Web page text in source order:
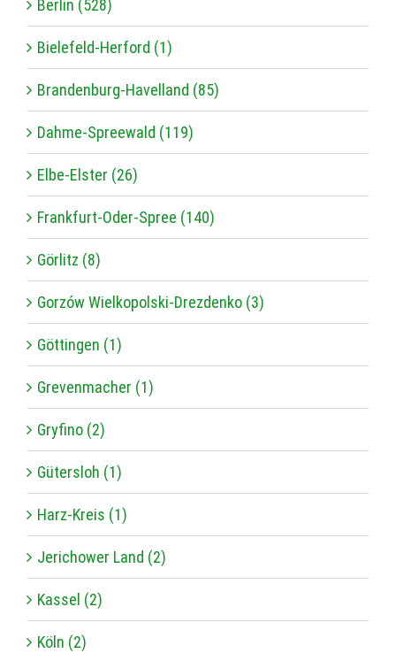
Berlin (528)
Bielefeld-Herford (1)
Brandenburg-Havelland (85)
Dahme-Spreewald (119)
Elbe-Elster (26)
Frankfurt-Oder-Spree (140)
Görlitz (8)
Gorzów Wielkopolski-Drezdenko (3)
Göttingen (1)
Grevenmacher (1)
Gryfino (2)
Gütersloh (1)
Harz-Kreis (1)
Jerichower Land (2)
Kassel (2)
Köln (2)